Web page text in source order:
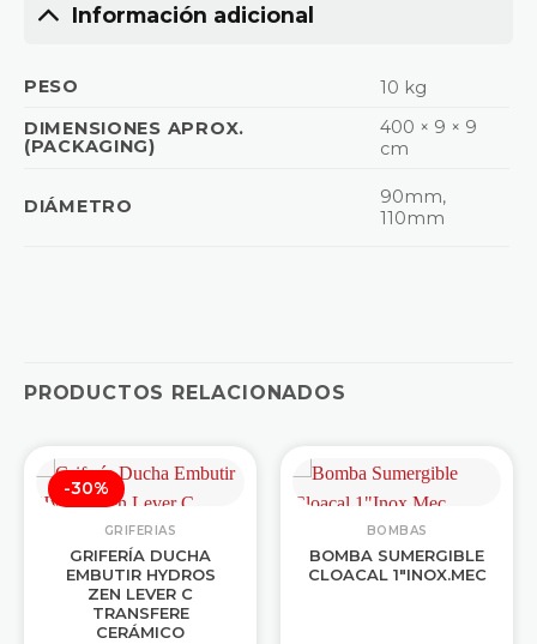
Información adicional
PESO
10 kg
DIMENSIONES APROX.
(PACKAGING)
400 × 9 × 9
cm
DIÁMETRO
90mm,
110mm
PRODUCTOS RELACIONADOS
-30%
GRIFERIAS
GRIFERÍA DUCHA
EMBUTIR HYDROS
ZEN LEVER C
TRANSFERE
CERÁMICO
BOMBAS
BOMBA SUMERGIBLE
CLOACAL 1″INOX.MEC